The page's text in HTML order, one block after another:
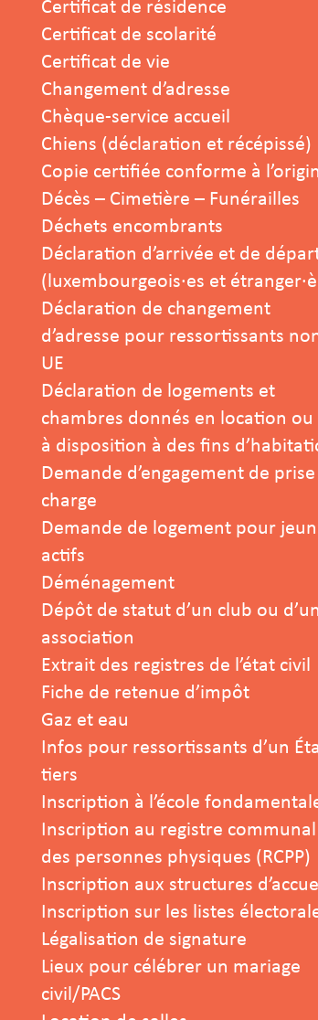
Certificat de résidence
Certificat de scolarité
Certificat de vie
Changement d’adresse
Chèque-service accueil
Chiens (déclaration et récépissé)
Copie certifiée conforme à
Décès – Cimetière – Funérailles
Déchets encombrants
Déclaration d’arrivée et de
(luxembourgeois·es et
Déclaration de changement
d’adresse pour ressortissants
UE
Déclaration de logements et
chambres donnés en location ou
à disposition à des fins
Demande d’engagement de prise
charge
Demande de logement pour
actifs
Déménagement
Dépôt de statut d’un club ou
association
Extrait des registres de l’état civil
Fiche de retenue d’impôt
Gaz et eau
Infos pour ressortissants d’un
tiers
Inscription à l’école
Inscription au registre communal
des personnes physiques (RCPP)
Inscription aux structures
Inscription sur les listes
Légalisation de signature
Lieux pour célébrer un mariage
civil/PACS